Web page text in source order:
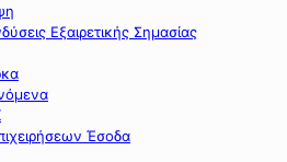
Εξαιρετικής Σημασίας
Έσοδα